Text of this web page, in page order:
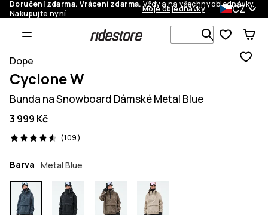
Doručení zdarma. Vrácení zdarma.Vždy a na všechny objednávky.
Nakupujte nyní
Moje objednávky CZ
Vyhledávej
Dope
Cyclone W
Bunda na Snowboard Dámské Metal Blue
3 999 Kč
(109)
109 recenze, 4.6/5
Barva Metal Blue